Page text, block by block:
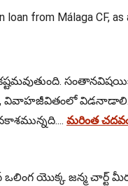
from Málaga CF, as
వివాహజీవితంలో
మరింత
ఒలింగ యొక్క జన్మ చార్ట్